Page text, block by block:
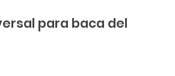
para baca del